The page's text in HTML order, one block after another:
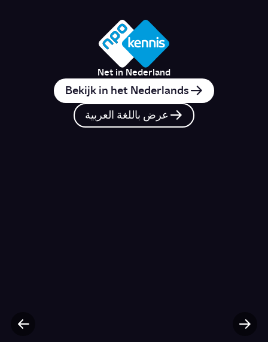
Net in Nederland
Bekijk in het Nederlands
عرض باللغة العربية